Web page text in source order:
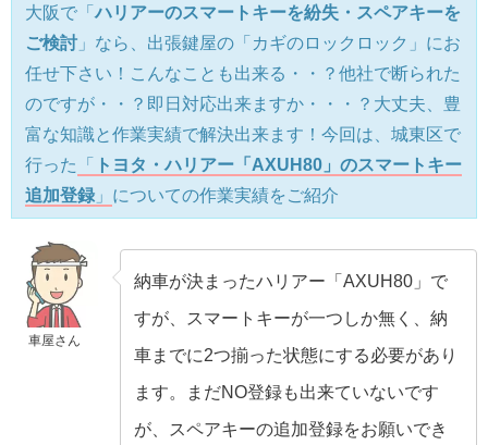
大阪で「ハリアーのスマートキーを紛失・スペアキーを
ご検討 」なら、出張鍵屋の「カギのロックロック」にお
任せ下さい！こんなことも出来る・・？他社で断られた
のですが・・？即日対応出来ますか・・・？大丈夫、豊
富な知識と作業実績で解決出来ます！今回は、城東区で
行った
「
トヨタ・ハリアー「AXUH80」のスマートキー
追加登録 」 についての作業実績をご紹介
車屋さん
納車が決まったハリアー「AXUH80」で
すが、スマートキーが一つしか無く、納
車までに2つ揃った状態にする必要があり
ます。まだNO登録も出来ていないです
が、スペアキーの追加登録をお願いでき